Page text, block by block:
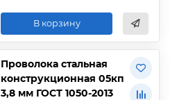
В корзину
Проволока стальная
конструкционная 05кп
3,8 мм ГОСТ 1050-2013